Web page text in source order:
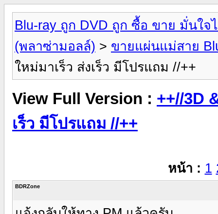
Blu-ray ถูก DVD ถูก ซื้อ ขาย มั่นใจ
(พลาซ่ามอลล์) > ขายแผ่นแม่สาย
ใหม่มาเร็ว ส่งเร็ว มีโปรแถม //++
View Full Version : ++//3D
เร็ว มีโปรแถม //++
หน้า : 1
BDRZone